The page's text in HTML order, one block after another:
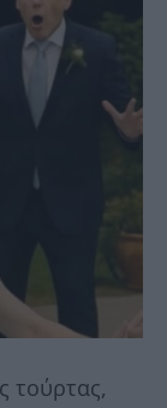
τούρτας,